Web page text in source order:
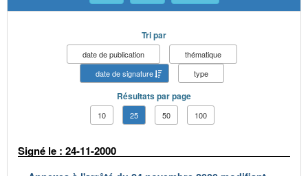
Tri par
date de publication
thématique
date de signature
type
Résultats par page
10 25 50 100
Signé le : 24-11-2000